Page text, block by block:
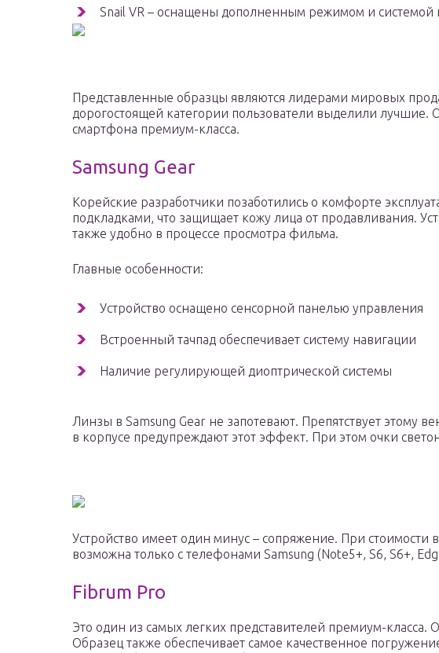
Snail VR – оснащены дополненным режимом и системой
Представленные образцы являются лидерами мировых
дорогостоящей категории пользователи выделили лучшие.
смартфона премиум-класса.
Samsung Gear
Корейские разработчики позаботились о комфорте
подкладками, что защищает кожу лица от продавливания.
также удобно в процессе просмотра фильма.
Главные особенности:
Устройство оснащено сенсорной панелью управления
Встроенный тачпад обеспечивает систему навигации
Наличие регулирующей диоптрической системы
Линзы в Samsung Gear не запотевают. Препятствует этому
в корпусе предупреждают этот эффект. При этом очки
Устройство имеет один минус – сопряжение. При стоимости
возможна только с телефонами Samsung (Note5+, S6, S6+,
Fibrum Pro
Это один из самых легких представителей премиум-класса.
Образец также обеспечивает самое качественное